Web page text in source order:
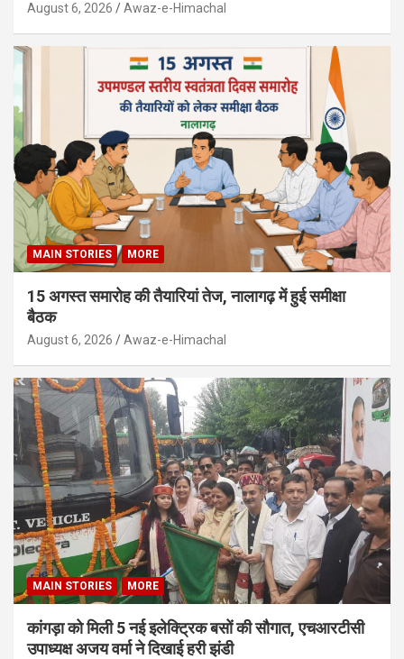
August 6, 2026 Awaz-e-Himachal
MAIN STORIES MORE
15 अगस्त समारोह की तैयारियां तेज, नालागढ़ में हुई समीक्षा
बैठक
August 6, 2026 Awaz-e-Himachal
MAIN STORIES MORE
कांगड़ा को मिली 5 नई इलेक्ट्रिक बसों की सौगात, एचआरटीसी
उपाध्यक्ष अजय वर्मा ने दिखाई हरी झंडी